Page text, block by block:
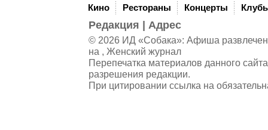
Кино Рестораны Концерты
Редакция Адрес
© 2026 ИД «Собака»: Афиша
на , Женский журнал
Перепечатка материалов данного
разрешения редакции.
При цитировании ссылка на